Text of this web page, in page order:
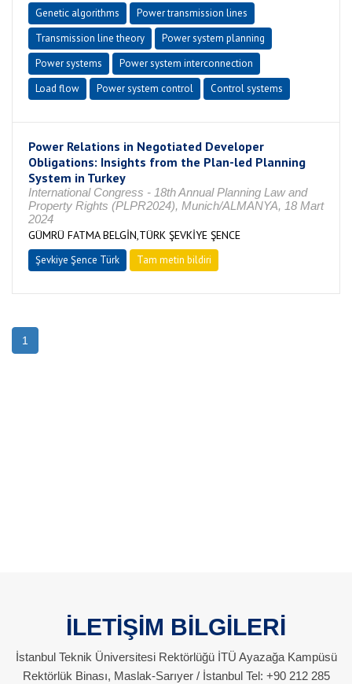
Genetic algorithms
Power transmission lines
Transmission line theory
Power system planning
Power systems
Power system interconnection
Load flow
Power system control Control systems
Power Relations in Negotiated Developer
Obligations: Insights from the Plan-led Planning
System in Turkey
International Congress - 18th Annual Planning Law and
Property Rights (PLPR2024), Munich/ALMANYA, 18 Mart
2024
GÜMRÜ FATMA BELGİN,TÜRK ŞEVKİYE ŞENCE
Şevkiye Şence Türk Tam metin bildiri
1
İLETİŞİM BİLGİLERİ
İstanbul Teknik Üniversitesi Rektörlüğü İTÜ Ayazağa Kampüsü
Rektörlük Binası, Maslak-Sarıyer / İstanbul Tel: +90 212 285